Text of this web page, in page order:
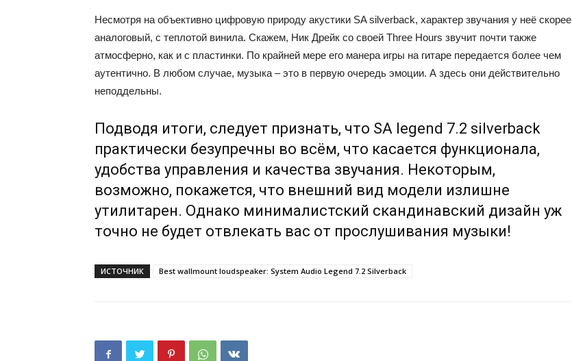
Несмотря на объективно цифровую природу акустики SA silverback, характер звучания у неё скорее
аналоговый, с теплотой винила. Скажем, Ник Дрейк со своей Three Hours звучит почти также
атмосферно, как и с пластинки. По крайней мере его манера игры на гитаре передается более чем
аутентично. В любом случае, музыка – это в первую очередь эмоции. А здесь они действительно
неподдельны.
Подводя итоги, следует признать, что SA legend 7.2 silverback
практически безупречны во всём, что касается функционала,
удобства управления и качества звучания. Некоторым,
возможно, покажется, что внешний вид модели излишне
утилитарен. Однако минималистский скандинавский дизайн уж
точно не будет отвлекать вас от прослушивания музыки!
ИСТОЧНИК Best wallmount loudspeaker: System Audio Legend 7.2 Silverback